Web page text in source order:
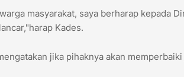
masyarakat, saya berharap kepada
Kades.
jika pihaknya akan